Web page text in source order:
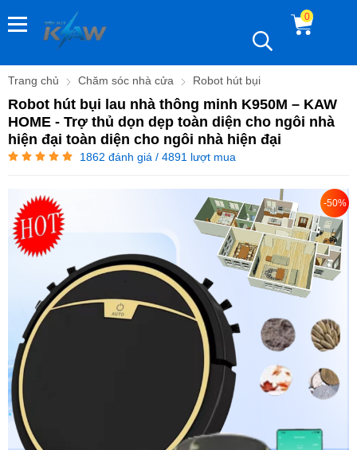
0
Trang chủ Chăm sóc nhà cửa Robot hút bụi
Robot hút bụi lau nhà thông minh K950M – KAW
HOME - Trợ thủ dọn dẹp toàn diện cho ngôi nhà
hiện đại toàn diện cho ngôi nhà hiện đại
1862 đánh giá / 4891 lượt mua
-50%